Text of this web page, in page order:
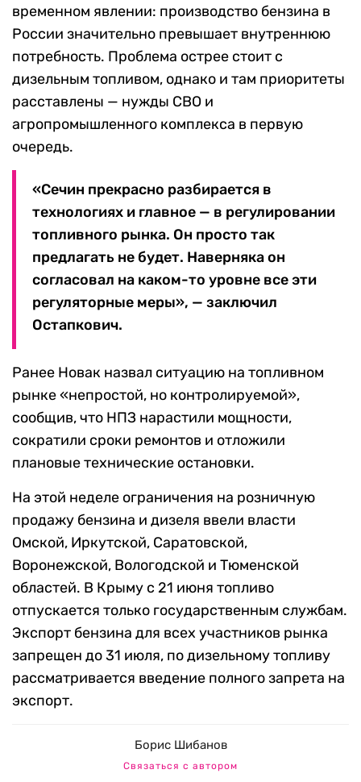
временном явлении: производство бензина в
России значительно превышает внутреннюю
потребность. Проблема острее стоит с
дизельным топливом, однако и там приоритеты
расставлены — нужды СВО и
агропромышленного комплекса в первую
очередь.
«Сечин прекрасно разбирается в
технологиях и главное — в регулировании
топливного рынка. Он просто так
предлагать не будет. Наверняка он
согласовал на каком-то уровне все эти
регуляторные меры», — заключил
Остапкович.
Ранее Новак назвал ситуацию на топливном
рынке «непростой, но контролируемой»,
сообщив, что НПЗ нарастили мощности,
сократили сроки ремонтов и отложили
плановые технические остановки.
На этой неделе ограничения на розничную
продажу бензина и дизеля ввели власти
Омской, Иркутской, Саратовской,
Воронежской, Вологодской и Тюменской
областей. В Крыму с 21 июня топливо
отпускается только государственным службам.
Экспорт бензина для всех участников рынка
запрещен до 31 июля, по дизельному топливу
рассматривается введение полного запрета на
экспорт.
Борис Шибанов
Связаться с автором